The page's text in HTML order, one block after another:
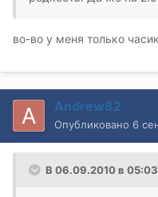
во-во у меня только
Andrew82
Опубликовано 6
В 06.09.2010 в